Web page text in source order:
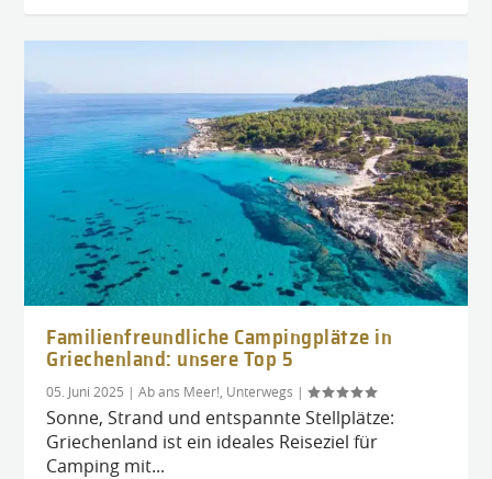
Familienfreundliche Campingplätze in
Griechenland: unsere Top 5
05. Juni 2025 |Ab ans Meer! Unterwegs |
Sonne, Strand und entspannte Stellplätze:
Griechenland ist ein ideales Reiseziel für
Camping mit...